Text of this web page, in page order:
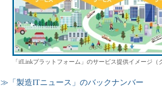
「ifLinkプラットフォーム」のサービス提供イメージ
≫「製造ITニュース」のバックナンバー